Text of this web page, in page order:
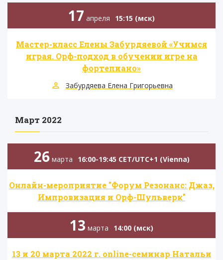
17 апреля 15:15 (мск)
Мастер-класс Елены Забурдяевой «Учимся
играя. Орф-подход в обучении игре на
фортепиано»
Забурдяева Елена Григорьевна
Март 2022
26 марта 16:00-19:45 CET/UTC+1 (Vienna)
Онлайн-мероприятие "Форум Резонанс: Джаз,
Импровизация и Орф-Шульверк"
13 марта 14:00 (мск)
​13 и 20 марта 2022 г. online-семинар Натальи